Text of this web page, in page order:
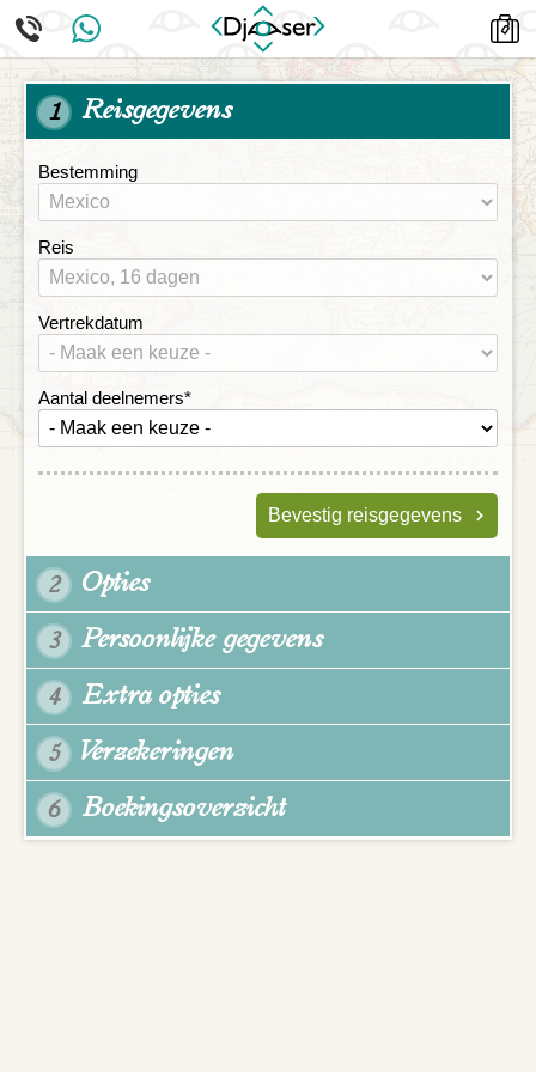
1 Reisgegevens
Bestemming
Reis
Vertrekdatum
Aantal deelnemers*
Bevestig reisgegevens
2 Opties
3 Persoonlijke gegevens
4 Extra opties
5 Verzekeringen
6 Boekingsoverzicht